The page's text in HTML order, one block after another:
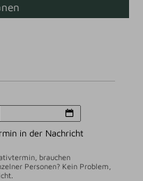
in der Nachricht
brauchen
Personen? Kein Problem,